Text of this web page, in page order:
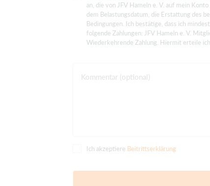
an, die von JFV Hameln e. V. auf mein
dem Belastungsdatum, die Erstattung des
Bedingungen. Ich bestätige, dass ich
folgende Zahlungen: JFV Hameln e. V.
Wiederkehrende Zahlung.
Kommentar (optional)
Ich akzeptiere Beitrittserklärung